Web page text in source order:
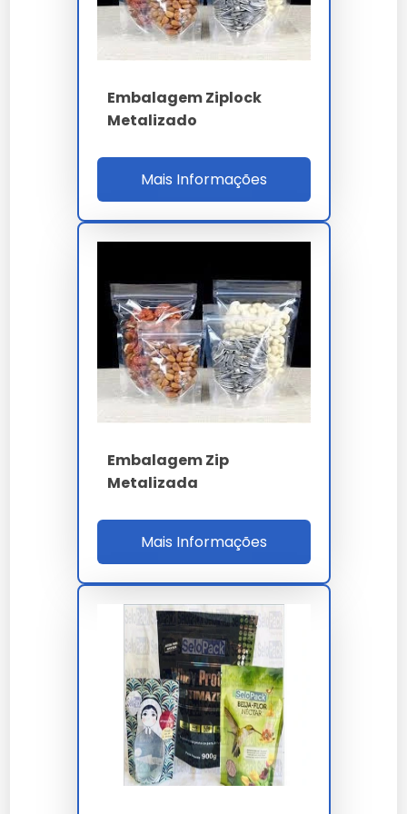
Disponível em lojas especializadas em embalagens e
online, comoCentral Embalagens MS. Verifique a
Para conservar a embalagem ziplock metalizada, evite
contato com objetos cortantes e limpe-a
regularmente com um pano seco. Armazene em local
seco para evitar danos ao material metalizado.
Comparativo: Embalagem
Ziplock Metalizada vs
Alternativas
Pros
Contras
Metalizada
Alta proteção,
Maior custo
Embalagem
Custo-
resistente
Embalagem Zip
Metalizada
Praticidade,
fácil uso
resistência
Perguntas Frequentes sobre
Embalagem Ziplock Metalizada
Qual é a principal vantagem da
embalagem ziplock metalizada?
Oferece excelente proteção contra umidade e luz,
preservando a qualidade do conteúdo por mais
Embalagem Ziplock
Metalizado
Mais Informações
Embalagem Zip
Metalizada
Mais Informações